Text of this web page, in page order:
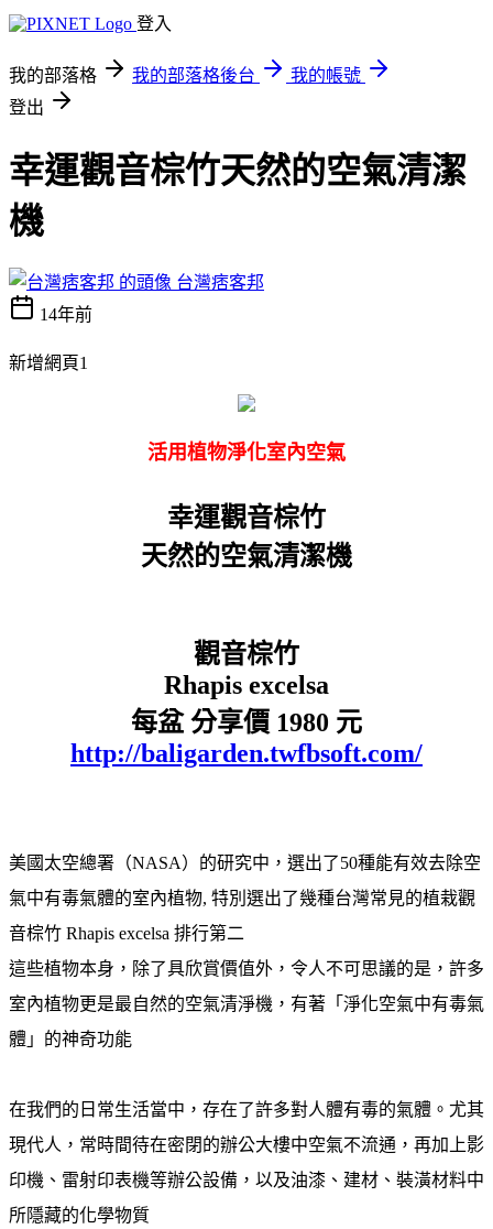
登入
我的部落格 我的部落格後台
我的帳號
登出
幸運觀音棕竹天然的空氣清潔
機
台灣痞客邦
14年前
新增網頁1
活用植物淨化室內空氣
幸運觀音棕竹
天然的空氣清潔機
觀音棕竹
Rhapis excelsa
每盆 分享價 1980 元
http://baligarden.twfbsoft.com/
美國太空總署（NASA）的研究中，選出了50種能有效去除空
氣中有毒氣體的室內植物, 特別選出了幾種台灣常見的植栽觀
音棕竹 Rhapis excelsa 排行第二
這些植物本身，除了具欣賞價值外，令人不可思議的是，許多
室內植物更是最自然的空氣清淨機，有著「淨化空氣中有毒氣
體」的神奇功能
在我們的日常生活當中，存在了許多對人體有毒的氣體。尤其
現代人，常時間待在密閉的辦公大樓中空氣不流通，再加上影
印機、雷射印表機等辦公設備，以及油漆、建材、裝潢材料中
所隱藏的化學物質